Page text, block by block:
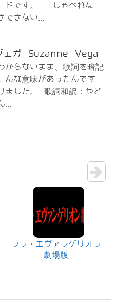
ドです。 「しゃべれな
できない...
ェガ Suzanne Vega
からないまま、歌詞を暗記
んな意味があったんです
ました。 歌詞和訳：やど
シン・エヴァンゲリオン
劇場版